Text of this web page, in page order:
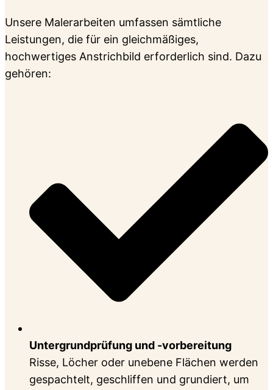
Unsere Malerarbeiten umfassen sämtliche
Leistungen, die für ein gleichmäßiges,
hochwertiges Anstrichbild erforderlich sind. Dazu
gehören:
Untergrundprüfung und -vorbereitung
Risse, Löcher oder unebene Flächen werden
gespachtelt, geschliffen und grundiert, um